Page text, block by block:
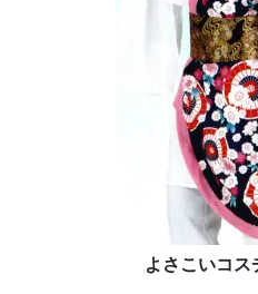
よさこいコス